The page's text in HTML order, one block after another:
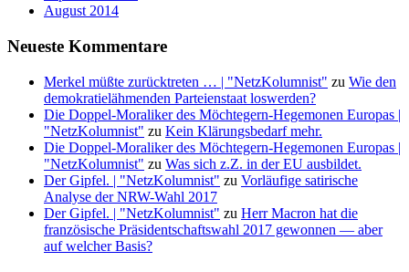
August 2014
Neueste Kommentare
Merkel müßte zurücktreten … | "NetzKolumnist" zu Wie den
demokratielähmenden Parteienstaat loswerden?
Die Doppel-Moraliker des Möchtegern-Hegemonen Europas |
"NetzKolumnist" zu Kein Klärungsbedarf mehr.
Die Doppel-Moraliker des Möchtegern-Hegemonen Europas |
"NetzKolumnist" zu Was sich z.Z. in der EU ausbildet.
Der Gipfel. | "NetzKolumnist" zu Vorläufige satirische
Analyse der NRW-Wahl 2017
Der Gipfel. | "NetzKolumnist" zu Herr Macron hat die
französische Präsidentschaftswahl 2017 gewonnen — aber
auf welcher Basis?